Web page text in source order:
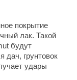
покрытие
лак. Такой
будут
дач, грунтовок
удары